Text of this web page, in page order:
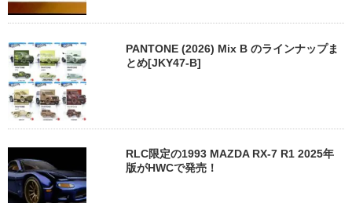
PANTONE (2026) Mix B のラインナップま
とめ[JKY47-B]
RLC限定の1993 MAZDA RX-7 R1 2025年
版がHWCで発売！